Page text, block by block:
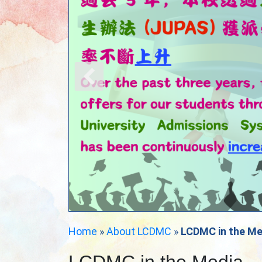
Home »About LCDMC » LCDMC in the